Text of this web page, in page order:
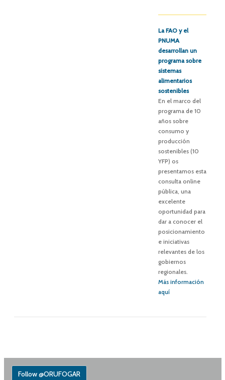
La FAO y el
PNUMA
desarrollan un
programa sobre
sistemas
alimentarios
sostenibles
En el marco del
programa de 10
años sobre
consumo y
producción
sostenibles (10
YFP) os
presentamos esta
consulta online
pública, una
excelente
oportunidad para
dar a conocer el
posicionamiento
e iniciativas
relevantes de los
gobiernos
regionales.
Más información
aquí
Follow @ORUFOGAR